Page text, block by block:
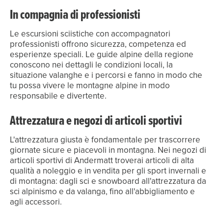
In compagnia di professionisti
Le escursioni sciistiche con accompagnatori
professionisti offrono sicurezza, competenza ed
esperienze speciali. Le guide alpine della regione
conoscono nei dettagli le condizioni locali, la
situazione valanghe e i percorsi e fanno in modo che
tu possa vivere le montagne alpine in modo
responsabile e divertente.
Attrezzatura e negozi di articoli sportivi
L'attrezzatura giusta è fondamentale per trascorrere
giornate sicure e piacevoli in montagna. Nei negozi di
articoli sportivi di Andermatt troverai articoli di alta
qualità a noleggio e in vendita per gli sport invernali e
di montagna: dagli sci e snowboard all'attrezzatura da
sci alpinismo e da valanga, fino all'abbigliamento e
agli accessori.